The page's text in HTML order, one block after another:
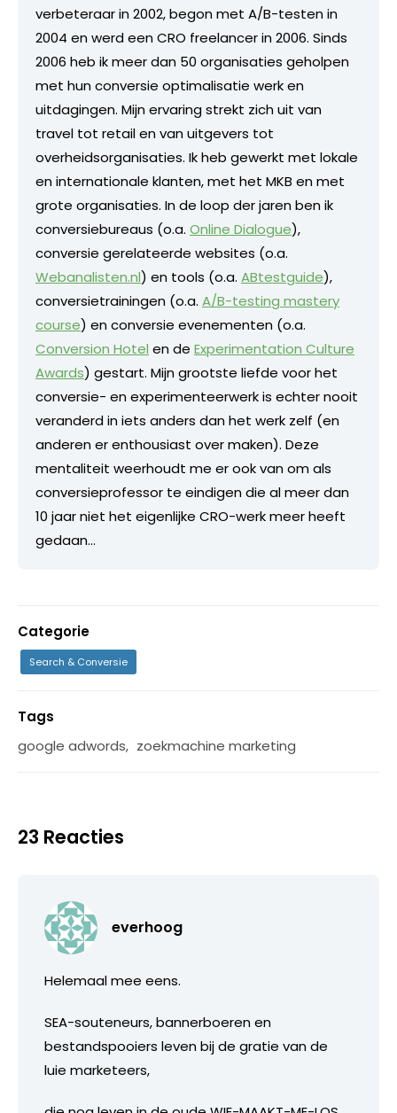
verbeteraar in 2002, begon met A/B-testen in
2004 en werd een CRO freelancer in 2006. Sinds
2006 heb ik meer dan 50 organisaties geholpen
met hun conversie optimalisatie werk en
uitdagingen. Mijn ervaring strekt zich uit van
travel tot retail en van uitgevers tot
overheidsorganisaties. Ik heb gewerkt met lokale
en internationale klanten, met het MKB en met
grote organisaties. In de loop der jaren ben ik
conversiebureaus (o.a. Online Dialogue),
conversie gerelateerde websites (o.a.
Webanalisten.nl) en tools (o.a. ABtestguide),
conversietrainingen (o.a. A/B-testing mastery
course) en conversie evenementen (o.a.
Conversion Hotel en de Experimentation Culture
Awards) gestart. Mijn grootste liefde voor het
conversie- en experimenteerwerk is echter nooit
veranderd in iets anders dan het werk zelf (en
anderen er enthousiast over maken). Deze
mentaliteit weerhoudt me er ook van om als
conversieprofessor te eindigen die al meer dan
10 jaar niet het eigenlijke CRO-werk meer heeft
gedaan...
Categorie
Search & Conversie
Tags
google adwords, zoekmachine marketing
23 Reacties
everhoog
Helemaal mee eens.
SEA-souteneurs, bannerboeren en
bestandspooiers leven bij de gratie van de
luie marketeers,